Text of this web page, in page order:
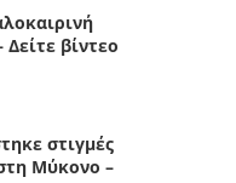
βίντεο
στιγμές
Μύκονο –